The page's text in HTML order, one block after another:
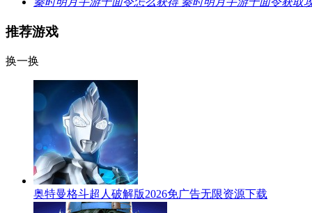
推荐游戏
换一换
奥特曼格斗超人破解版2026免广告无限资源下载